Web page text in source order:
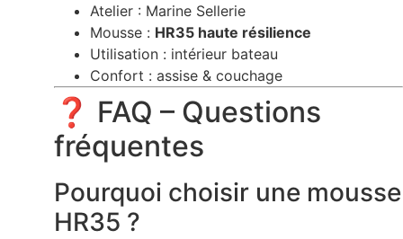
Atelier : Marine Sellerie
Mousse : HR35 haute résilience
Utilisation : intérieur bateau
Confort : assise & couchage
❓ FAQ – Questions
fréquentes
Pourquoi choisir une mousse
HR35 ?